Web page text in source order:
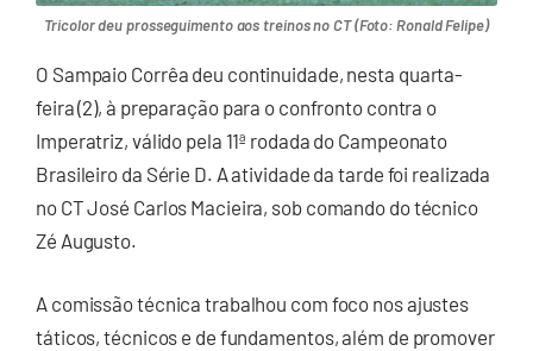
Tricolor deu prosseguimento aos treinos no CT (Foto: Ronald Felipe)
O Sampaio Corrêa deu continuidade, nesta quarta-
feira (2), à preparação para o confronto contra o
Imperatriz, válido pela 11ª rodada do Campeonato
Brasileiro da Série D. A atividade da tarde foi realizada
no CT José Carlos Macieira, sob comando do técnico
Zé Augusto.
A comissão técnica trabalhou com foco nos ajustes
táticos, técnicos e de fundamentos, além de promover